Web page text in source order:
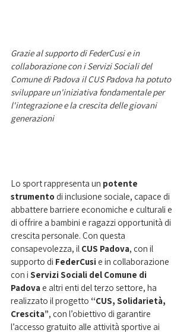
Grazie al supporto di FederCusi e in
collaborazione con i Servizi Sociali del
Comune di Padova il CUS Padova ha potuto
sviluppare un'iniziativa fondamentale per
l'integrazione e la crescita delle giovani
generazioni
Lo sport rappresenta un potente
strumento di inclusione sociale, capace di
abbattere barriere economiche e culturali e
di offrire a bambini e ragazzi opportunità di
crescita personale. Con questa
consapevolezza, il CUS Padova, con il
supporto di FederCusi e in collaborazione
con i Servizi Sociali del Comune di
Padova e altri enti del terzo settore, ha
realizzato il progetto “CUS, Solidarietà,
Crescita”, con l’obiettivo di garantire
l’accesso gratuito alle attività sportive ai